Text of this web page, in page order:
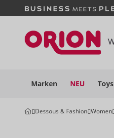
Marken NEU Toys
Dessous & Fashion Women